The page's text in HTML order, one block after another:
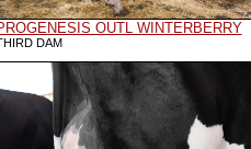
OUTL WINTERBERRY
DAM